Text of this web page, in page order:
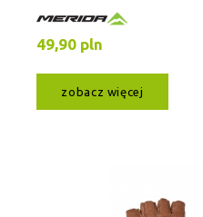
49,90 pln
zobacz więcej